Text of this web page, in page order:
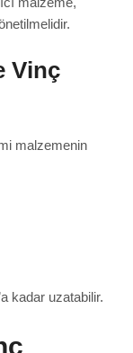
Vinç
malzemenin
kadar uzatabilir.